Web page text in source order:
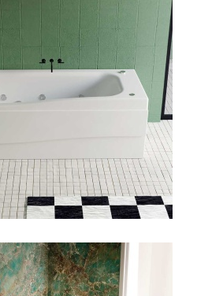
جکوزی لیندا